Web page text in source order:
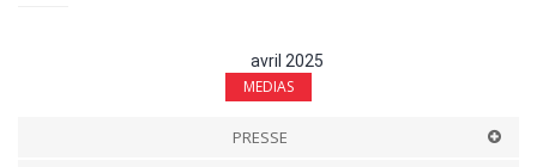
avril 2025
MEDIAS
PRESSE